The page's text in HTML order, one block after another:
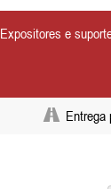
Expositores e
Entrega